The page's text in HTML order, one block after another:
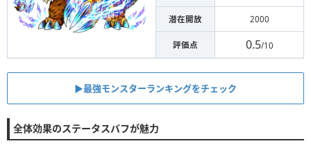
潜在開放 2000
評価点 0.5/10
▶︎最強モンスターランキングをチェック
全体効果のステータスバフが魅力